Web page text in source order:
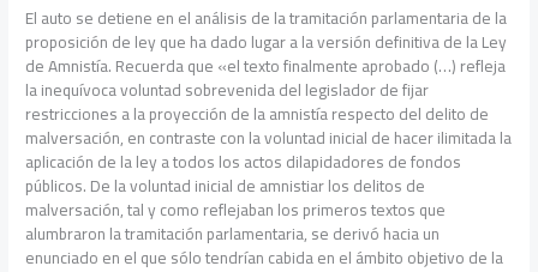
El auto se detiene en el análisis de la tramitación parlamentaria de la
proposición de ley que ha dado lugar a la versión definitiva de la Ley
de Amnistía. Recuerda que «el texto finalmente aprobado (…) refleja
la inequívoca voluntad sobrevenida del legislador de fijar
restricciones a la proyección de la amnistía respecto del delito de
malversación, en contraste con la voluntad inicial de hacer ilimitada la
aplicación de la ley a todos los actos dilapidadores de fondos
públicos. De la voluntad inicial de amnistiar los delitos de
malversación, tal y como reflejaban los primeros textos que
alumbraron la tramitación parlamentaria, se derivó hacia un
enunciado en el que sólo tendrían cabida en el ámbito objetivo de la